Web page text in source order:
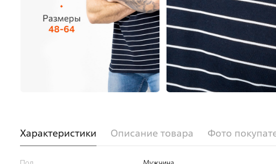
Характеристики Описание товара Фото
Пол Мужчина